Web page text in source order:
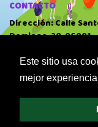
Este sitio usa
mejor
CONTACTO
Dirección: Calle
Domingo, 20, 06001
Teléfono: 924 22 41
HORARIO
10:00 AM-14:00 PM